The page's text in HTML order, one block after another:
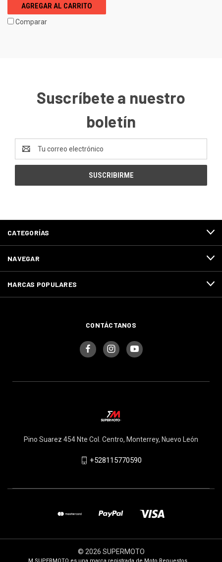
AGREGAR AL CARRITO
Comparar
Suscríbete a nuestro
boletín
de
correo
CATEGORÍAS
NAVEGAR
MARCAS POPULARES
CONTÁCTANOS
Pino Suarez 454 Nte Col. Centro, Monterrey, Nuevo León
+528115770590
© 2026 SUPERMOTO